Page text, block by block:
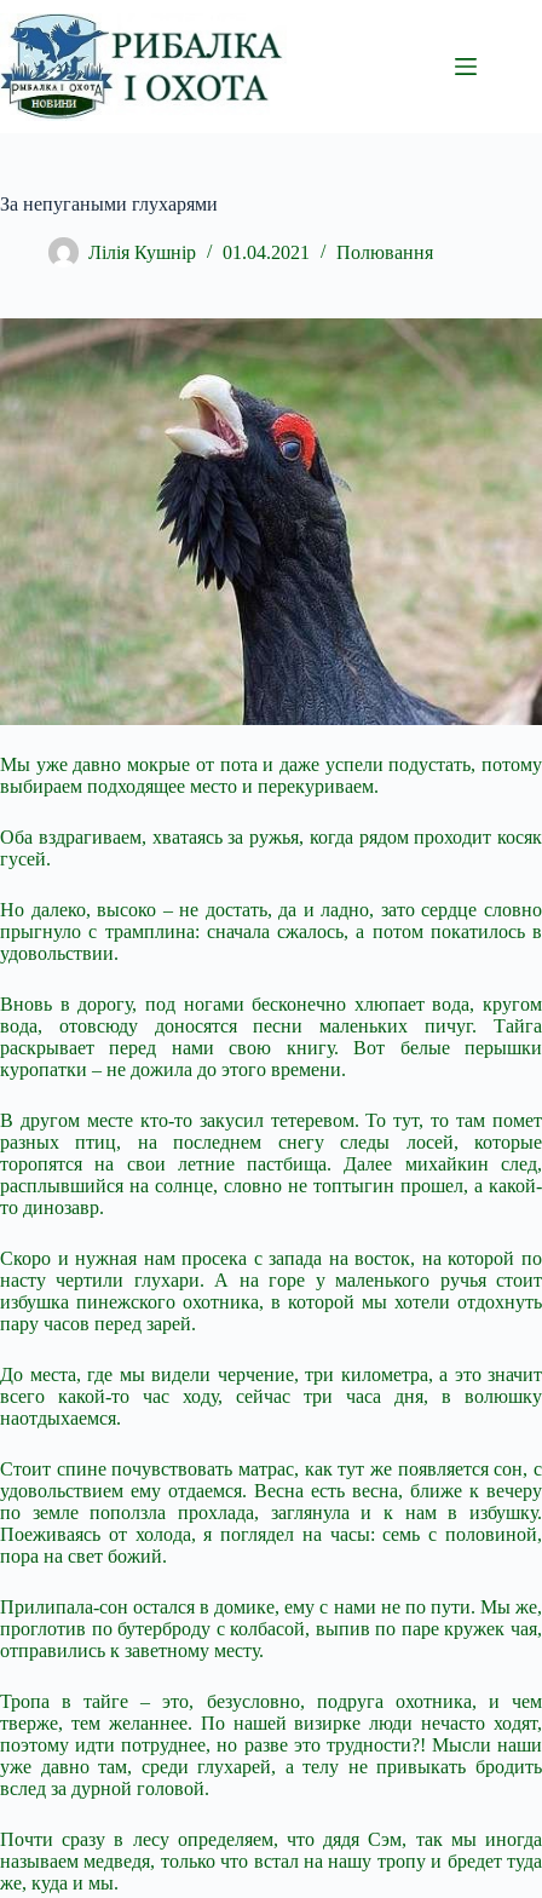
Перейти
до
вмісту
За непугаными глухарями
Лілія Кушнір 01.04.2021 Полювання
Мы уже давно мокрые от пота и даже успели подустать, потому
выбираем подходящее место и перекуриваем.
Оба вздрагиваем, хватаясь за ружья, когда рядом проходит косяк
гусей.
Но далеко, высоко – не достать, да и ладно, зато сердце словно
прыгнуло с трамплина: сначала сжалось, а потом покатилось в
удовольствии.
Вновь в дорогу, под ногами бесконечно хлюпает вода, кругом
вода, отовсюду доносятся песни маленьких пичуг. Тайга
раскрывает перед нами свою книгу. Вот белые перышки
куропатки – не дожила до этого времени.
В другом месте кто-то закусил тетеревом. То тут, то там помет
разных птиц, на последнем снегу следы лосей, которые
торопятся на свои летние пастбища. Далее михайкин след,
расплывшийся на солнце, словно не топтыгин прошел, а какой-
то динозавр.
Скоро и нужная нам просека с запада на восток, на которой по
насту чертили глухари. А на горе у маленького ручья стоит
избушка пинежского охотника, в которой мы хотели отдохнуть
пару часов перед зарей.
До места, где мы видели черчение, три километра, а это значит
всего какой-то час ходу, сейчас три часа дня, в волюшку
наотдыхаемся.
Стоит спине почувствовать матрас, как тут же появляется сон, с
удовольствием ему отдаемся. Весна есть весна, ближе к вечеру
по земле поползла прохлада, заглянула и к нам в избушку.
Поеживаясь от холода, я поглядел на часы: семь с половиной,
пора на свет божий.
Прилипала-сон остался в домике, ему с нами не по пути. Мы же,
проглотив по бутерброду с колбасой, выпив по паре кружек чая,
отправились к заветному месту.
Тропа в тайге – это, безусловно, подруга охотника, и чем
тверже, тем желаннее. По нашей визирке люди нечасто ходят,
поэтому идти потруднее, но разве это трудности?! Мысли наши
уже давно там, среди глухарей, а телу не привыкать бродить
вслед за дурной головой.
Почти сразу в лесу определяем, что дядя Сэм, так мы иногда
называем медведя, только что встал на нашу тропу и бредет туда
же, куда и мы.